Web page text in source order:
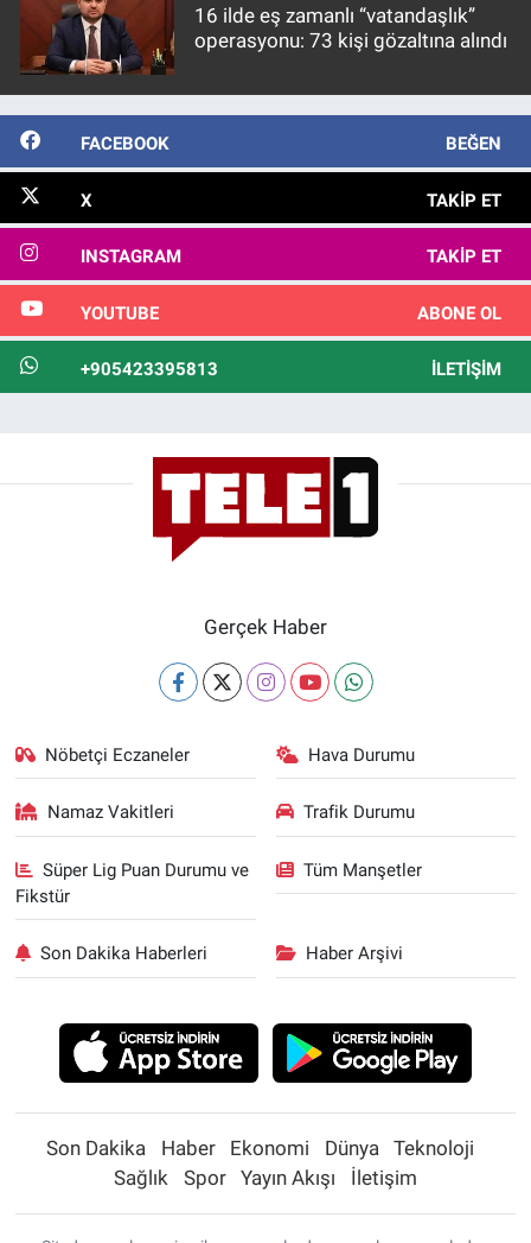
16 ilde eş zamanlı “vatandaşlık”
operasyonu: 73 kişi gözaltına alındı
FACEBOOK BEĞEN
X TAKIP ET
INSTAGRAM TAKIP ET
YOUTUBE ABONE OL
+905423395813 İLETIŞIM
Gerçek Haber
Nöbetçi Eczaneler Hava Durumu
Namaz Vakitleri Trafik Durumu
Süper Lig Puan Durumu ve
Fikstür
Tüm Manşetler
Son Dakika Haberleri Haber Arşivi
Son Dakika Haber Ekonomi Dünya
Teknoloji
Sağlık
Spor Yayın Akışı İletişim